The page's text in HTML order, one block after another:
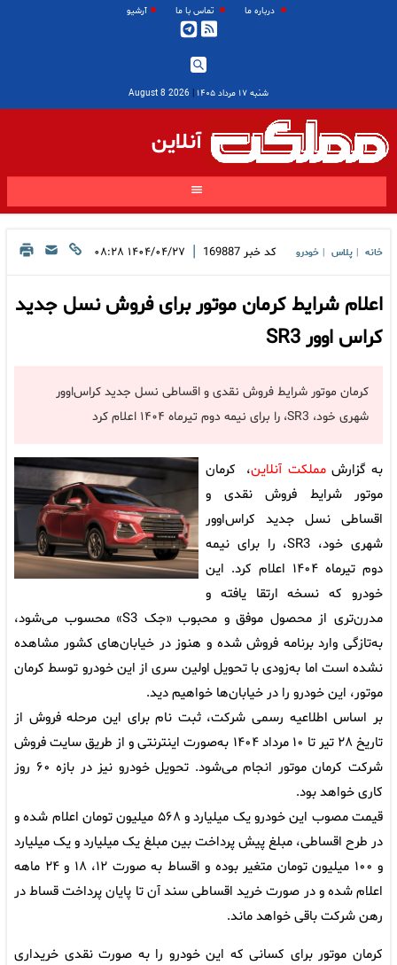
درباره ما تماس با ما آرشیو
شنبه ۱۷ مرداد ۱۴۰۵ |
2026 August 8
آنلاین
خانه پلاس خودرو کد خبر 169887
| ۱۴۰۴/۰۴/۲۷ ۰۸:۲۸
اعلام شرایط کرمان موتور برای فروش نسل جدید
کراس اوور SR3
کرمان موتور شرایط فروش نقدی و اقساطی نسل جدید کراس‌اوور
شهری خود، SR3، را برای نیمه دوم تیرماه ۱۴۰۴ اعلام کرد
به گزارشمملکت آنلاین، کرمان
موتور شرایط فروش نقدی و
اقساطی نسل جدید کراس‌اوور
شهری خود، SR3، را برای نیمه
دوم تیرماه ۱۴۰۴ اعلام کرد. این
خودرو که نسخه ارتقا یافته و
مدرن‌تری از محصول موفق و محبوب «جک S3» محسوب می‌شود،
به‌تازگی وارد برنامه فروش شده و هنوز در خیابان‌های کشور مشاهده
نشده است اما به‌زودی با تحویل اولین سری از این خودرو توسط کرمان
موتور، این خودرو را در خیابان‌ها خواهیم دید.
بر اساس اطلاعیه رسمی شرکت، ثبت نام برای این مرحله فروش از
تاریخ ۲۸ تیر تا ۱۰ مرداد ۱۴۰۴ به‌صورت اینترنتی و از طریق سایت فروش
شرکت کرمان موتور انجام می‌شود. تحویل خودرو نیز در بازه ۶۰ روز
کاری خواهد بود.
قیمت مصوب این خودرو یک میلیارد و ۵۶٨ میلیون تومان اعلام شده و
در طرح اقساطی، مبلغ پیش پرداخت بین مبلغ یک میلیارد و یک میلیارد
و ١٠٠ میلیون تومان متغیر بوده و اقساط به صورت ١٢، ١٨ و ٢۴ ماهه
اعلام شده و در صورت خرید اقساطی سند آن تا پایان پرداخت قساط در
رهن شرکت باقی خواهد ماند.
کرمان موتور برای کسانی که این خودرو را به صورت نقدی خریداری